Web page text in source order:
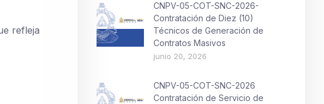
refleja
CNPV-05-COT-SNC-2026-
Contratación de Diez (10)
Técnicos de Generación de
Contratos Masivos
junio 20, 2026
CNPV-05-COT-SNC-2026
Contratación de Servicio de